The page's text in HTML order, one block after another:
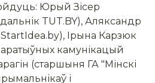
Юрый Зісер
TUT.BY), Аляксандр
StartIdea.by), Ірына Карзюк
камунікацый
(старшыня ГА "Мінскі
і